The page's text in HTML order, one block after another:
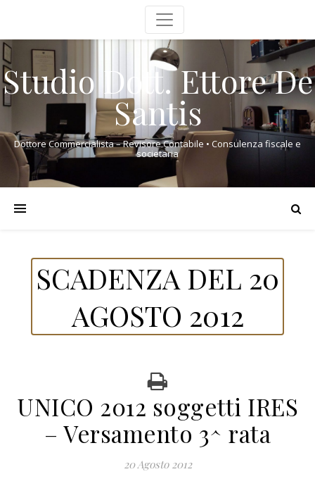
Studio Dott. Ettore De
Santis
Dottore Commercialista – Revisore Contabile • Consulenza fiscale e
societaria
SCADENZA DEL 20
AGOSTO 2012
UNICO 2012 soggetti IRES
– Versamento 3^ rata
20 Agosto 2012